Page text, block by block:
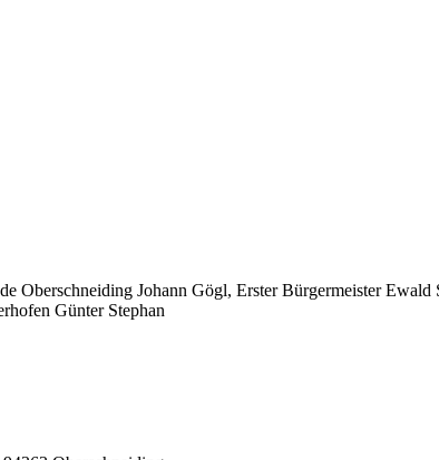
Oberschneiding Johann Gögl, Erster Bürgermeister
Günter Stephan